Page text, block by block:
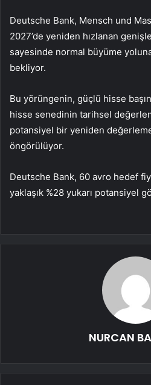
Deutsche Bank, Mensch und
2027’de yeniden hızlanan
sayesinde normal büyüme
bekliyor.
Bu yörüngenin, güçlü hisse
hisse senedinin tarihsel
potansiyel bir yeniden
öngörülüyor.
Deutsche Bank, 60 avro hedef
yaklaşık %28 yukarı potansiyel
NURCAN